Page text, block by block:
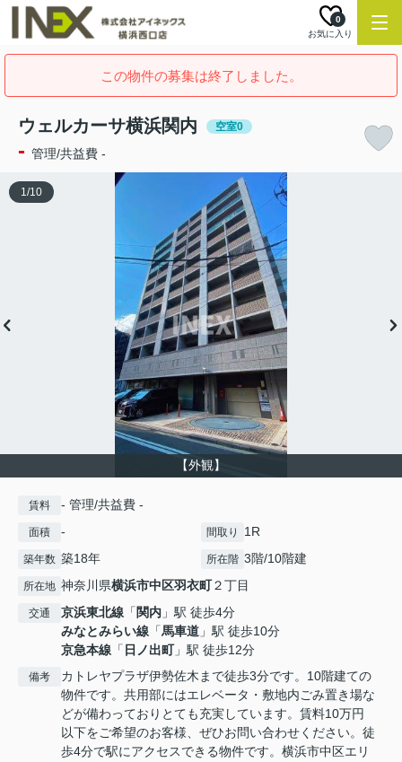
お気に入り
0
この物件の募集は終了しました。
ウェルカーサ横浜関内 空室0
- 管理/共益費 -
【外観】
1/10
賃料 - 管理/共益費 -
面積 - 間取り 1R
築年数 築18年 所在階 3階/10階建
所在地 神奈川県横浜市中区羽衣町２丁目
交通 京浜東北線 「 関内 」駅 徒歩4分
みなとみらい線 「馬車道 」駅 徒歩10分
京急本線 「 日ノ出町」駅 徒歩12分
備考
カトレヤプラザ伊勢佐木まで徒歩3分です。10階建ての
物件です。共用部にはエレベータ・敷地内ごみ置き場な
どが備わっておりとても充実しています。賃料10万円
以下をご希望のお客様、ぜひお問い合わせください。徒
歩4分で駅にアクセスできる物件です。横浜市中区エリ